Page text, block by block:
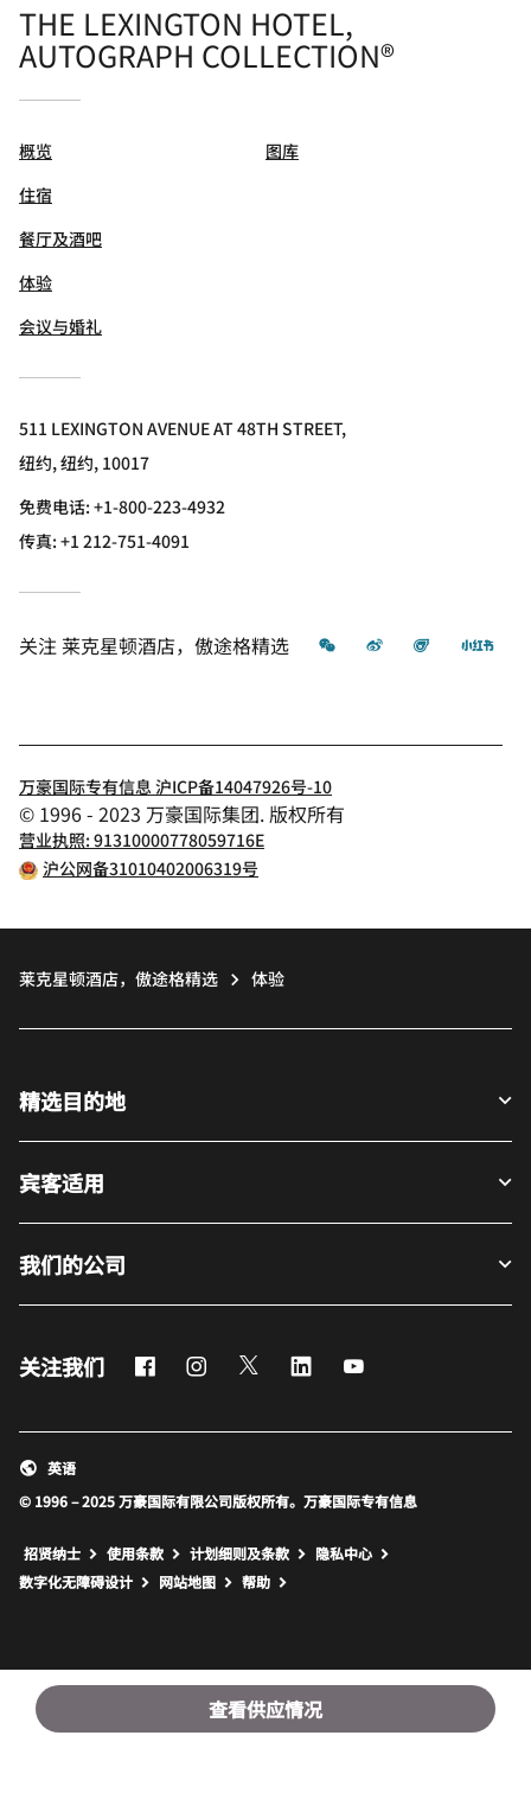
查看供应情况
THE LEXINGTON HOTEL,
AUTOGRAPH COLLECTION®
概览
住宿
餐厅及酒吧
体验
会议与婚礼
图库
511 LEXINGTON AVENUE AT 48TH STREET,
纽约, 纽约, 10017
免费电话:+1-800-223-4932
传真:+1 212-751-4091
关注莱克星顿酒店，傲途格精选 微信 微博 飞猪 小
万豪国际专有信息 沪ICP备14047926号-10
© 1996 - 2023 万豪国际集团. 版权所有
营业执照: 91310000778059716E
沪公网备31010402006319号
莱克星顿酒店，傲途格精选 体验
精选目的地
宾客适用
我们的公司
关注我们 FacebookInstagram
Twitter LinkedIn
© 1996 – 2025 万豪国际有限公司版权所有。万豪国际专有信息
英语
招贤纳士 使用条款 计划细则及条款
隐私中心
数字化无障碍设计
网站地图 打开新窗口
帮助